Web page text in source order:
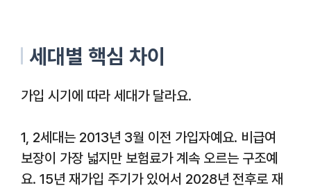
세대별 핵심 차이
가입 시기에 따라 세대가 달라요.
1, 2세대는 2013년 3월 이전 가입자예요. 비급여
보장이 가장 넓지만 보험료가 계속 오르는 구조예
요. 15년 재가입 주기가 있어서 2028년 전후로 재